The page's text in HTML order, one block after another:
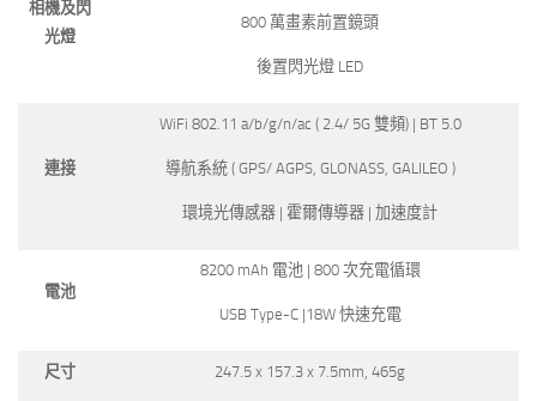
相機及閃
光燈
800 萬畫素前置鏡頭
後置閃光燈 LED
連接
WiFi 802.11 a/b/g/n/ac ( 2.4/ 5G 雙頻) | BT 5.0
導航系統 ( GPS/ AGPS, GLONASS, GALILEO )
環境光傳感器 | 霍爾傳導器 | 加速度計
電池
8200 mAh 電池 | 800 次充電循環
USB Type-C |18W 快速充電
尺寸 247.5 x 157.3 x 7.5mm, 465g